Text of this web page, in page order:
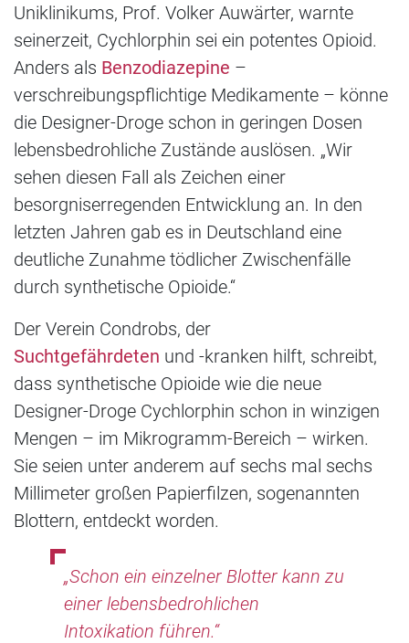
Uniklinikums, Prof. Volker Auwärter, warnte
seinerzeit, Cychlorphin sei ein potentes Opioid.
Anders als Benzodiazepine –
verschreibungspflichtige Medikamente – könne
die Designer-Droge schon in geringen Dosen
lebensbedrohliche Zustände auslösen. „Wir
sehen diesen Fall als Zeichen einer
besorgniserregenden Entwicklung an. In den
letzten Jahren gab es in Deutschland eine
deutliche Zunahme tödlicher Zwischenfälle
durch synthetische Opioide.“
Der Verein Condrobs, der
Suchtgefährdeten und -kranken hilft, schreibt,
dass synthetische Opioide wie die neue
Designer-Droge Cychlorphin schon in winzigen
Mengen – im Mikrogramm-Bereich – wirken.
Sie seien unter anderem auf sechs mal sechs
Millimeter großen Papierfilzen, sogenannten
Blottern, entdeckt worden.
„Schon ein einzelner Blotter kann zu
einer lebensbedrohlichen
Intoxikation führen.“